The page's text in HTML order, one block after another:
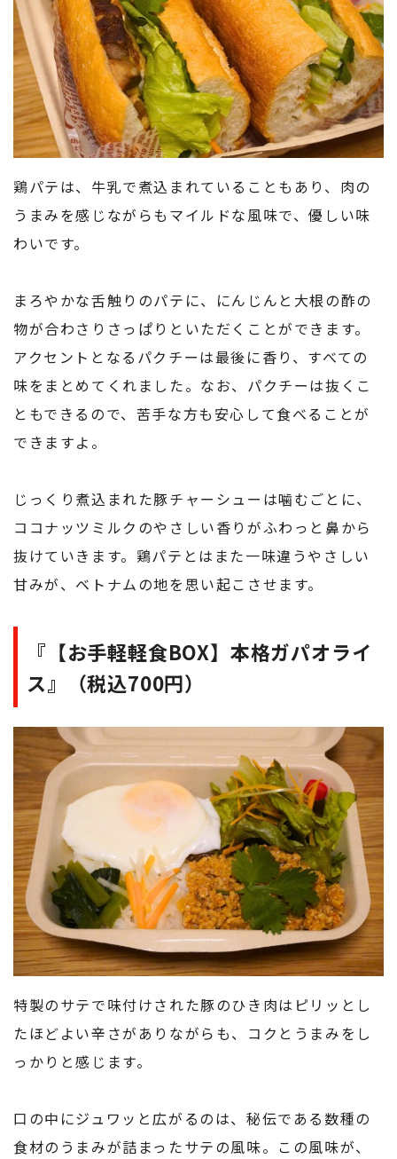
鶏パテは、牛乳で煮込まれていることもあり、肉の
うまみを感じながらもマイルドな風味で、優しい味
わいです。
まろやかな舌触りのパテに、にんじんと大根の酢の
物が合わさりさっぱりといただくことができます。
アクセントとなるパクチーは最後に香り、すべての
味をまとめてくれました。なお、パクチーは抜くこ
ともできるので、苦手な方も安心して食べることが
できますよ。
じっくり煮込まれた豚チャーシューは噛むごとに、
ココナッツミルクのやさしい香りがふわっと鼻から
抜けていきます。鶏パテとはまた一味違うやさしい
甘みが、ベトナムの地を思い起こさせます。
『【お手軽軽食BOX】本格ガパオライ
ス』（税込700円）
特製のサテで味付けされた豚のひき肉はピリッとし
たほどよい辛さがありながらも、コクとうまみをし
っかりと感じます。
口の中にジュワッと広がるのは、秘伝である数種の
食材のうまみが詰まったサテの風味。この風味が、